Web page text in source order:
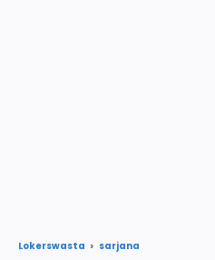
Lokerswasta sarjana